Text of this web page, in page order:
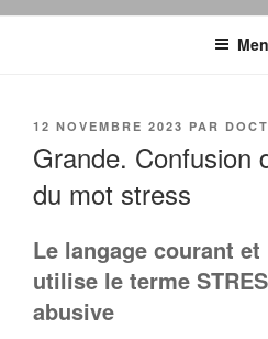
PUBLIÉ
12 NOVEMBRE 2023 PAR
Grande. Confusion
du mot stress
Le langage courant
utilise le terme
abusive